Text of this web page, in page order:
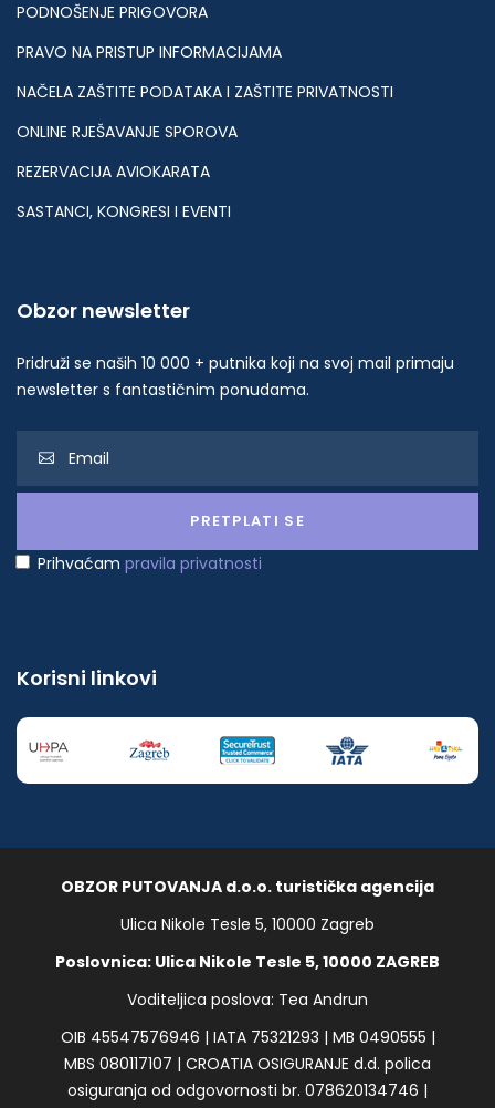
PODNOŠENJE PRIGOVORA
PRAVO NA PRISTUP INFORMACIJAMA
NAČELA ZAŠTITE PODATAKA I ZAŠTITE PRIVATNOSTI
ONLINE RJEŠAVANJE SPOROVA
REZERVACIJA AVIOKARATA
SASTANCI, KONGRESI I EVENTI
Obzor newsletter
Pridruži se naših 10 000 + putnika koji na svoj mail primaju
newsletter s fantastičnim ponudama.
Prihvaćam pravila privatnosti
Korisni linkovi
OBZOR PUTOVANJA d.o.o. turistička agencija
Ulica Nikole Tesle 5, 10000 Zagreb
Poslovnica: Ulica Nikole Tesle 5, 10000 ZAGREB
Voditeljica poslova: Tea Andrun
OIB 45547576946 | IATA 75321293 | MB 0490555 |
MBS 080117107 | CROATIA OSIGURANJE d.d. polica
osiguranja od odgovornosti br. 078620134746 |